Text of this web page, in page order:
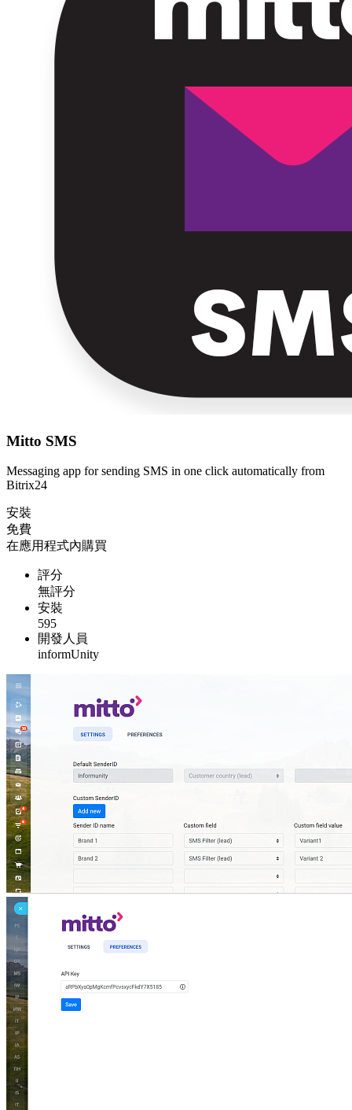
Mitto SMS
Messaging app for sending SMS in one click automatically from
Bitrix24
安裝
免費
在應用程式內購買
評分
無評分
安裝
595
開發人員
informUnity